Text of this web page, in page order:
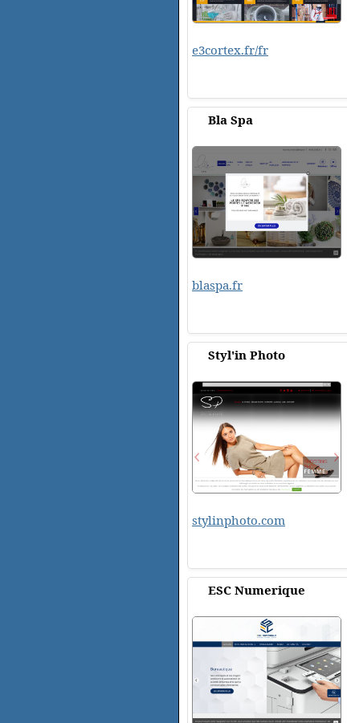
e3cortex.fr/fr
Bla Spa
blaspa.fr
Styl'in Photo
stylinphoto.com
ESC Numerique